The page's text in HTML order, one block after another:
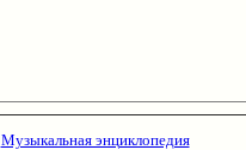
Музыкальная энциклопедия